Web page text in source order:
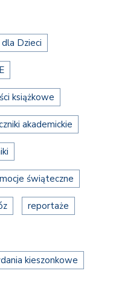
Dzieci
książkowe
akademickie
świąteczne
reportaże
kieszonkowe